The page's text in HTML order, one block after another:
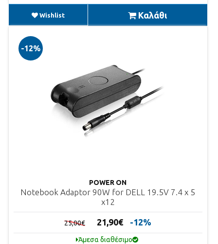
Wishlist Καλάθι
-12%
POWER ON
Notebook Adaptor 90W for DELL 19.5V 7.4 x 5
x12
25,00€ 21,90€ -12%
Άμεσα διαθέσιμο